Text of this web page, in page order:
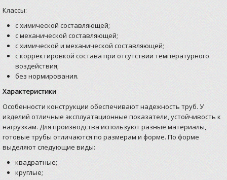
Классы:
с химической составляющей;
с механической составляющей;
с химической и механической составляющей;
с корректировкой состава при отсутствии температурного
воздействия;
без нормирования.
Характеристики
Особенности конструкции обеспечивают надежность труб. У
изделий отличные эксплуатационные показатели, устойчивость к
нагрузкам. Для производства используют разные материалы,
готовые трубы отличаются по размерам и форме. По форме
выделяют следующие виды:
квадратные;
круглые;